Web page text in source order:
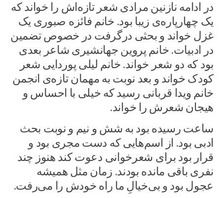
در ادامه نازنین مرادی شعر تازه‌اش را خواند که
یک چهارپاره‌ی زیبا بود. خانم فائزه‌ صبوری یک
غزل خواند و بحثی درگرفت در خصوص تضمین
در ادبیات. خانم پروین جهانشیری شاعر بعدی
بود که دو شعر خواند. خانم لیلی پوردایی شعر
کودک خواند و بعد نوبت به مهمان تازه‌ی انجمن
خانم ویدا قربانی رسید که خیلی با احساس و
هیجان شعرش را خواند.
ساعت رسیده بود به شش و نیم و نوبت بحث
ادبی بود. از اسم‌هایی که دست مجری بود و
قرار بود برای شعرخوانی دعوت کند هنوز چند
نفری باقی مانده بودند. زمان مثل همیشه
عجول بود و بی‌خیالِ ما راه خودش را می‌رفت.